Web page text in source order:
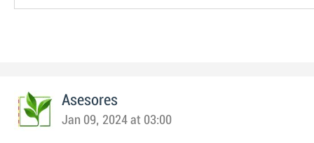
Asesores
Jan 09, 2024 at 03:00